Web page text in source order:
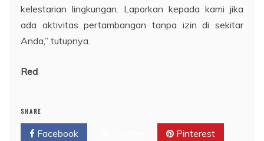
kelestarian lingkungan. Laporkan kepada kami jika
ada aktivitas pertambangan tanpa izin di sekitar
Anda,” tutupnya.
Red
SHARE
Facebook Pinterest